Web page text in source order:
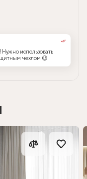
Нужно использовать
чехлом 😉